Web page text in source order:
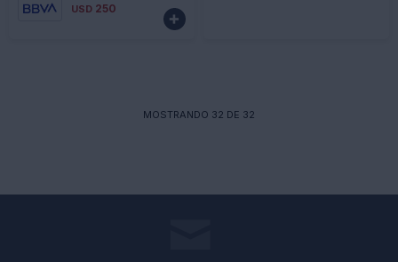
USD 250

MOSTRANDO 32 DE 32